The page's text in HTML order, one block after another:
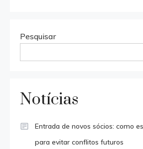
Pesquisar
Notícias
Entrada de novos sócios: como
para evitar conflitos futuros